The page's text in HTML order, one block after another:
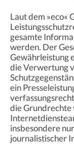
Laut dem »eco«
gesamte
werden. Der
Gewährleistung
die Verwertung
ein
die
insbesondere
journalistischer